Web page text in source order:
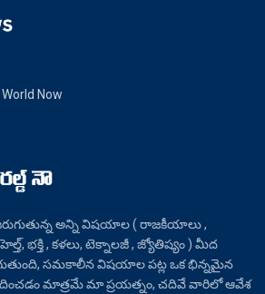
Now
అన్ని విషయాల ( రాజకీయాలు ,
భక్తి , కళలు, టెక్నాలజీ , జ్యోతిష్యం ) మీద
సమకాలీన విషయాల పట్ల ఒక భిన్నమైన
మాత్రమే మా ప్రయత్నం, చదివే వారిలో ఆవేశ